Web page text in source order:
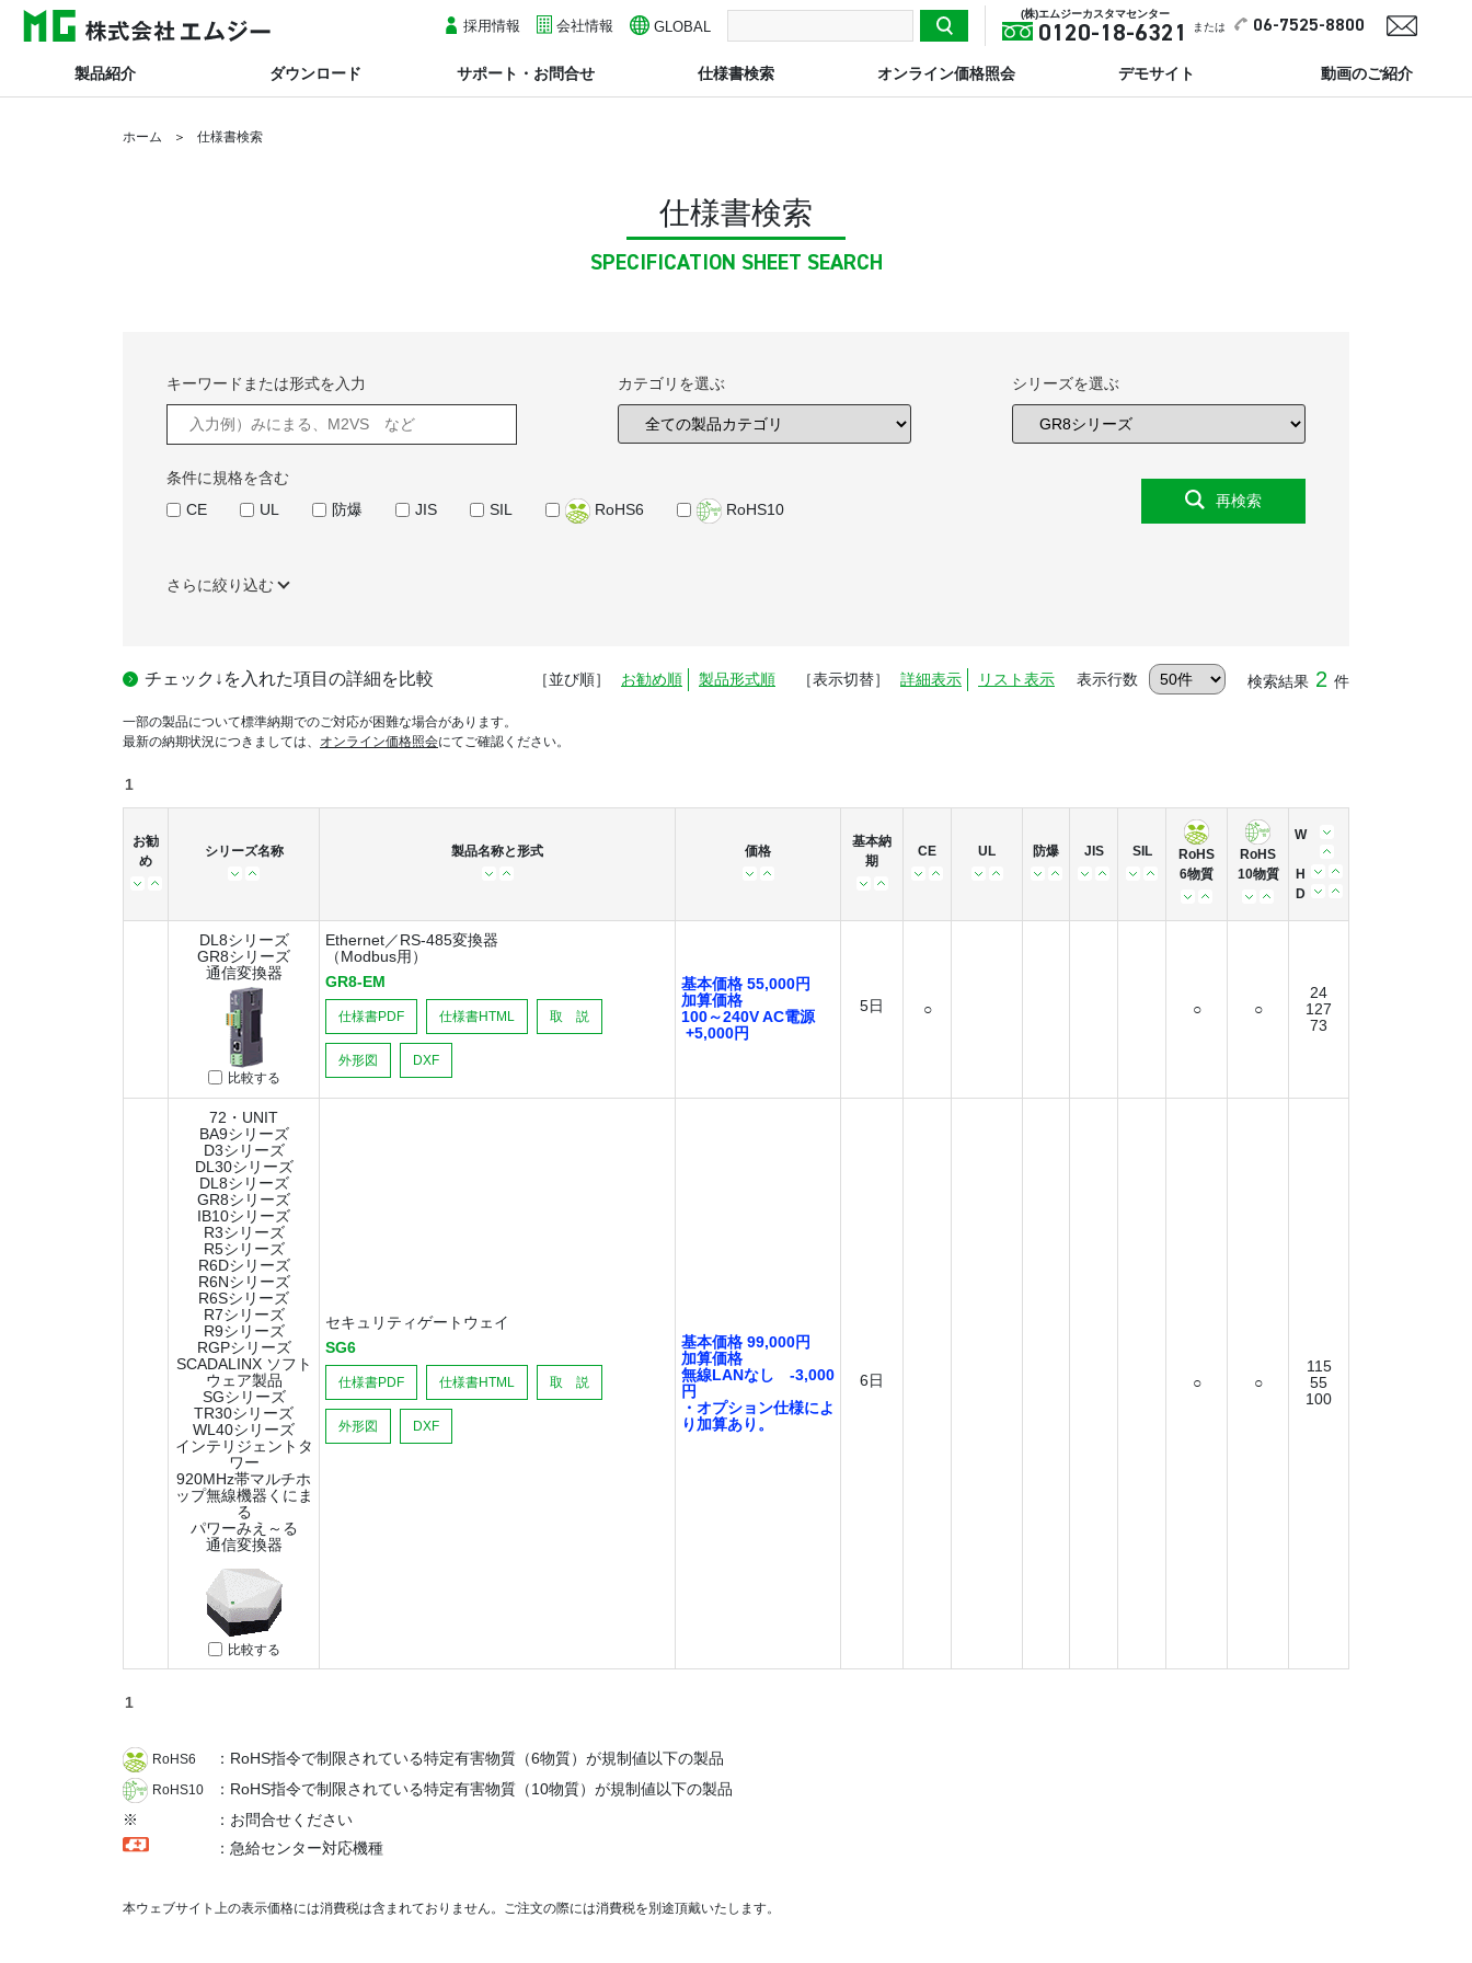
採用情報 会社情報 GLOBAL 検索
(株)エムジーカスタマセンター
0120-18-6321 または 06-7525-8800
製品紹介 ダウンロード サポート・お問合せ 仕様書検索 オンライン価格照会 デモサイト 動画のご紹介
ホーム 仕様書検索
仕様書検索
SPECIFICATION SHEET SEARCH
キーワードまたは形式を入力 カテゴリを選ぶ シリーズを選ぶ
条件に規格を含む
CE
UL 防爆 JIS SIL RoHS6 RoHS10 再検索
さらに絞り込む
チェック↓を入れた項目の詳細を比較 ［並び順］ お勧め順 製品形式順 ［表示切替］ 詳細表示 リスト表示 表示行数 検索結果 2 件
一部の製品について標準納期でのご対応が困難な場合があります。
最新の納期状況につきましては、 オンライン価格照会にてご確認ください。
1
お勧
め
シリーズ名称 製品名称と形式 価格
基本納
期
CE UL 防爆 JIS SIL
RoHS
6物質
RoHS
10物質
W
H
D
DL8シリーズ
GR8シリーズ
通信変換器
比較する
Ethernet／RS-485変換器
（Modbus用）
GR8-EM
仕様書PDF 仕様書HTML 取 説
外形図 DXF
基本価格 55,000円
加算価格
100～240V AC電源
+5,000円
5日 ○ ○ ○
24
127
73
72・UNIT
BA9シリーズ
D3シリーズ
DL30シリーズ
DL8シリーズ
GR8シリーズ
IB10シリーズ
R3シリーズ
R5シリーズ
R6Dシリーズ
R6Nシリーズ
R6Sシリーズ
R7シリーズ
R9シリーズ
RGPシリーズ
SCADALINX ソフト
ウェア製品
SGシリーズ
TR30シリーズ
WL40シリーズ
インテリジェントタ
ワー
920MHz帯マルチホ
ップ無線機器くにま
る
パワーみえ～る
通信変換器
比較する
セキュリティゲートウェイ
SG6
仕様書PDF 仕様書HTML 取 説
外形図 DXF
基本価格 99,000円
加算価格
無線LANなし -3,000
円
・オプション仕様によ
り加算あり。
6日 ○ ○
115
55
100
1
RoHS6 ：RoHS指令で制限されている特定有害物質（6物質）が規制値以下の製品
RoHS10
：RoHS指令で制限されている特定有害物質（10物質）が規制値以下の製品
※
：お問合せください
：急給センター対応機種
本ウェブサイト上の表示価格には消費税は含まれておりません。ご注文の際には消費税を別途頂戴いたします。